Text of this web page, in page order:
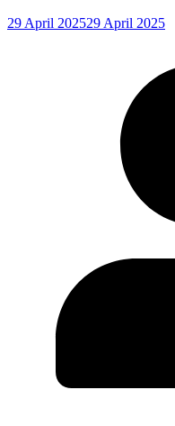
29 April 202529 April 2025